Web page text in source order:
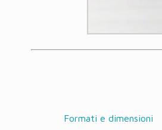
Formati e dimensioni